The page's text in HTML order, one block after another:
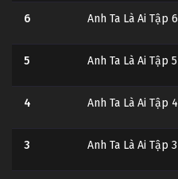
6 Anh Ta Là Ai Tập 6
5 Anh Ta Là Ai Tập 5
4 Anh Ta Là Ai Tập 4
3 Anh Ta Là Ai Tập 3